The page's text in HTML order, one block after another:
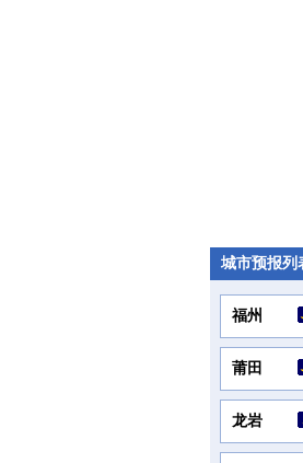
城市预报列
福州
莆田
龙岩